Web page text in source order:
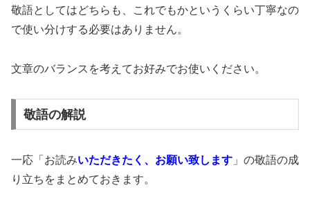
敬語としてはどちらも、これでもかというくらい丁寧なの
で使い分けする必要はありません。
文章のバランスを考えてお好みでお使いください。
敬語の解説
一応「お読みいただきたく、お願い致します 」の敬語の成
り立ちをまとめておきます。